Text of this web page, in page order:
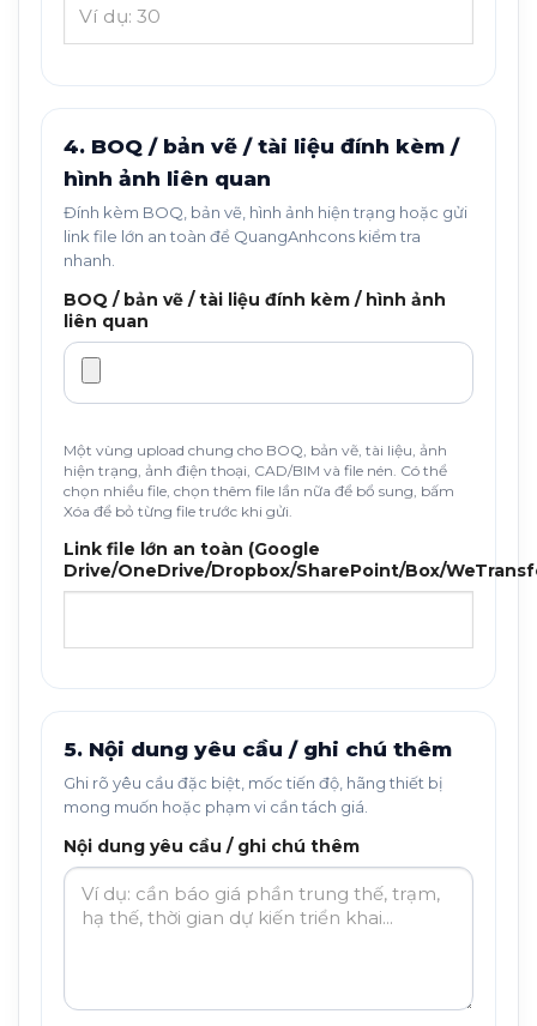
4. BOQ / bản vẽ / tài liệu đính kèm /
hình ảnh liên quan
Đính kèm BOQ, bản vẽ, hình ảnh hiện trạng hoặc gửi
link file lớn an toàn để QuangAnhcons kiểm tra
nhanh.
BOQ / bản vẽ / tài liệu đính kèm / hình ảnh
liên quan
Một vùng upload chung cho BOQ, bản vẽ, tài liệu, ảnh
hiện trạng, ảnh điện thoại, CAD/BIM và file nén. Có thể
chọn nhiều file, chọn thêm file lần nữa để bổ sung, bấm
Xóa để bỏ từng file trước khi gửi.
Link file lớn an toàn (Google
Drive/OneDrive/Dropbox/SharePoint/Box/
5. Nội dung yêu cầu / ghi chú thêm
Ghi rõ yêu cầu đặc biệt, mốc tiến độ, hãng thiết bị
mong muốn hoặc phạm vi cần tách giá.
Nội dung yêu cầu / ghi chú thêm